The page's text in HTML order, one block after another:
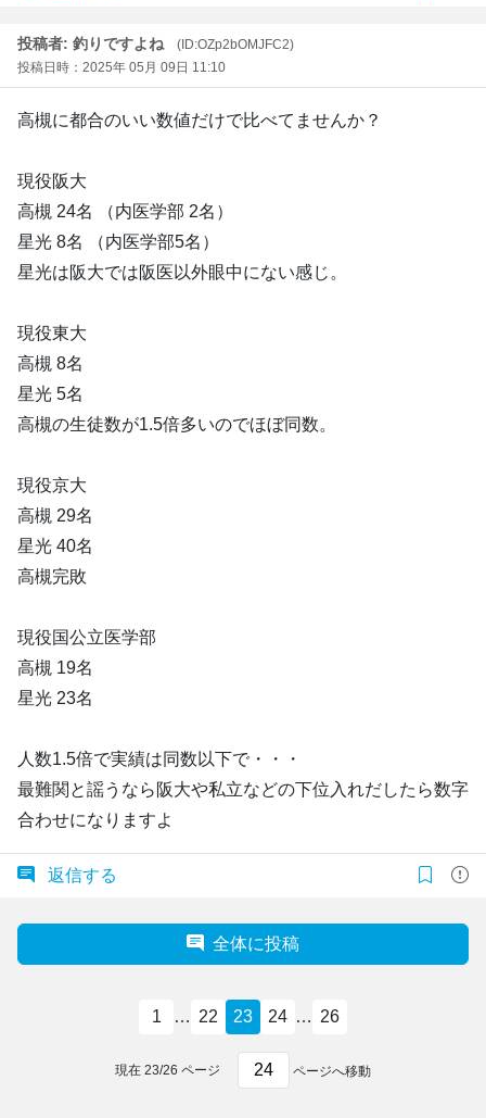
投稿者: 釣りですよね
(ID:OZp2bOMJFC2)
投稿日時：2025年 05月 09日 11:10
高槻に都合のいい数値だけで比べてませんか？
現役阪大
高槻 24名 （内医学部 2名）
星光 8名 （内医学部5名）
星光は阪大では阪医以外眼中にない感じ。
現役東大
高槻 8名
星光 5名
高槻の生徒数が1.5倍多いのでほぼ同数。
現役京大
高槻 29名
星光 40名
高槻完敗
現役国公立医学部
高槻 19名
星光 23名
人数1.5倍で実績は同数以下で・・・
最難関と謡うなら阪大や私立などの下位入れだしたら数字
合わせになりますよ
返信する
全体に投稿
1 … 22 23 24 … 26
現在 23/26 ページ ページへ移動